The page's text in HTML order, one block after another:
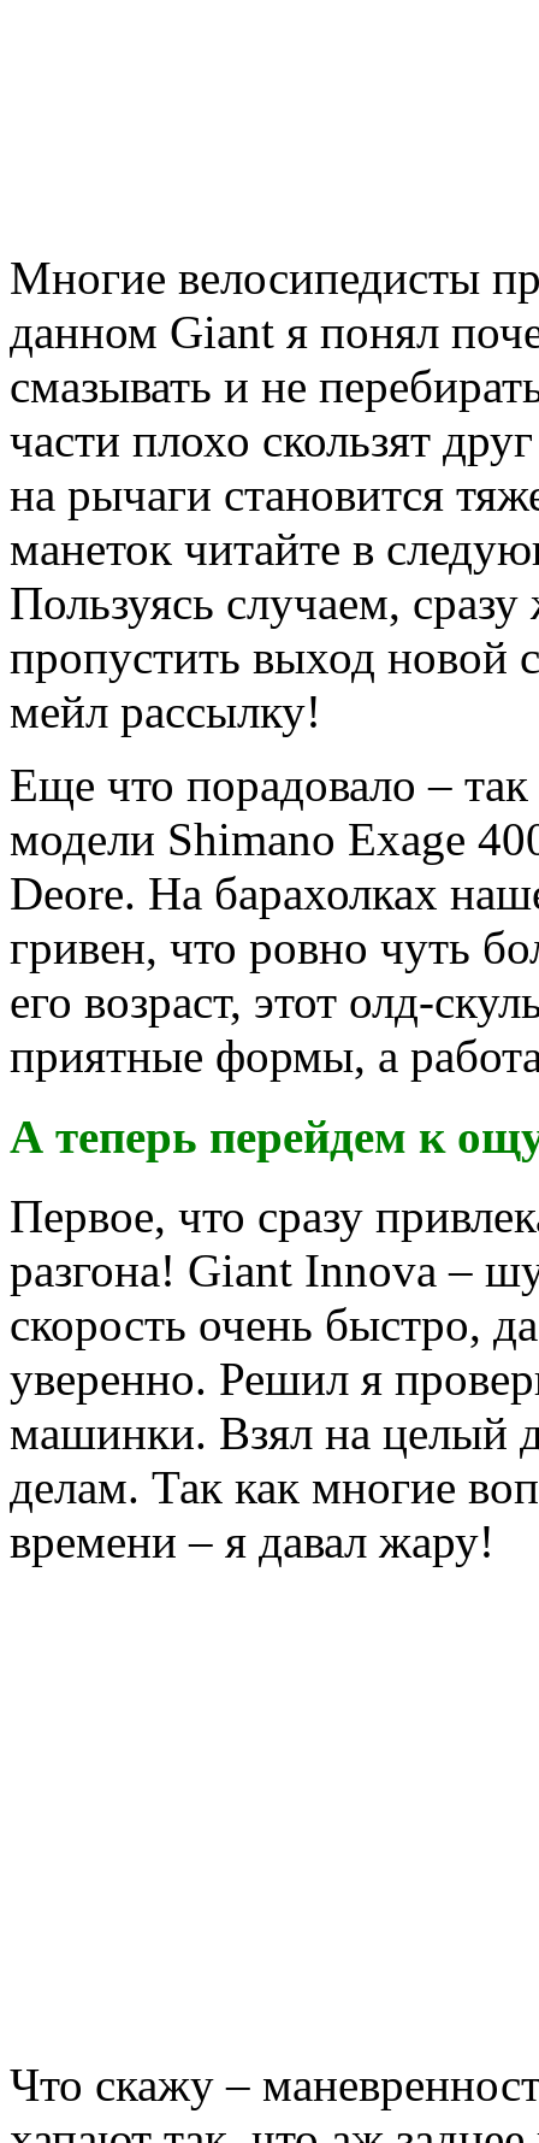
Многие велосипедисты
данном Giant я понял
смазывать и не
части плохо скользят
на рычаги становится
манеток читайте в
Пользуясь случаем,
пропустить выход новой
мейл рассылку!
Еще что порадовало – так
модели Shimano Exage
Deore. На барахолках
гривен, что ровно чуть
его возраст, этот олд-
приятные формы, а
А теперь перейдем к
Первое, что сразу
разгона! Giant Innova –
скорость очень быстро,
уверенно. Решил я
машинки. Взял на целый
делам. Так как многие
времени – я давал жару!
Что скажу –